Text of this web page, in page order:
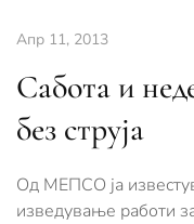
Апр 11, 2013
Сабота и
без струја
Од МЕПСО ја
изведување работи